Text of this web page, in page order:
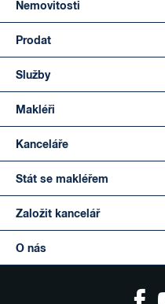
Nemovitosti
Prodat
Služby
Makléři
Kanceláře
Stát se makléřem
Založit kancelář
O nás